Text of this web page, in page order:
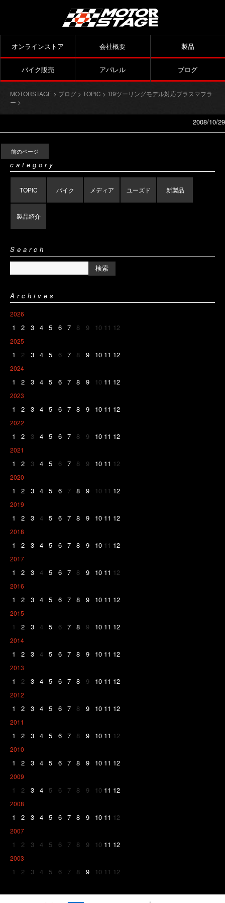
オンラインストア 会社概要 製品
バイク販売 アパレル ブログ
MOTORSTAGE > ブログ > TOPIC > ’09ツーリングモデル対応ブラスマフラ
ー >
2008/10/29
前のページ
category
TOPIC バイク メディア ユーズド 新製品
製品紹介
Search
Archives
2026
1 2 3 4 5 6 7 8 9 10 11 12
2025
1 2 3 4 5 6 7 8 9 10 11 12
2024
1 2 3 4 5 6 7 8 9 10 11 12
2023
1 2 3 4 5 6 7 8 9 10 11 12
2022
1 2 3 4 5 6 7 8 9 10 11 12
2021
1 2 3 4 5 6 7 8 9 10 11 12
2020
1 2 3 4 5 6 7 8 9 10 11 12
2019
1 2 3 4 5 6 7 8 9 10 11 12
2018
1 2 3 4 5 6 7 8 9 10 11 12
2017
1 2 3 4 5 6 7 8 9 10 11 12
2016
1 2 3 4 5 6 7 8 9 10 11 12
2015
1 2 3 4 5 6 7 8 9 10 11 12
2014
1 2 3 4 5 6 7 8 9 10 11 12
2013
1 2 3 4 5 6 7 8 9 10 11 12
2012
1 2 3 4 5 6 7 8 9 10 11 12
2011
1 2 3 4 5 6 7 8 9 10 11 12
2010
1 2 3 4 5 6 7 8 9 10 11 12
2009
1 2 3 4 5 6 7 8 9 10 11 12
2008
1 2 3 4 5 6 7 8 9 10 11 12
2007
1 2 3 4 5 6 7 8 9 10 11 12
2003
1 2 3 4 5 6 7 8 9 10 11 12